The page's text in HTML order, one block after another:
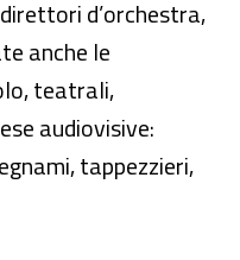
d’orchestra,
anche le
teatrali,
audiovisive:
tappezzieri,